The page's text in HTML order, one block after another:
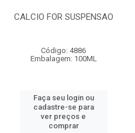
CALCIO FOR SUSPENSAO
Código: 4886
Embalagem: 100ML
Faça seu login ou
cadastre-se para
ver preços e
comprar